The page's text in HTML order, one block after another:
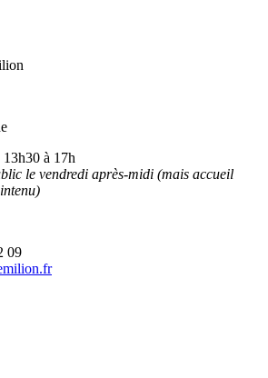
à 17h
le vendredi après-midi (mais accueil
09